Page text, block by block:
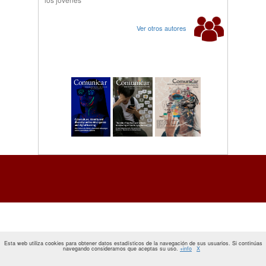
Ver otros autores
Esta web utiliza cookies para obtener datos estadísticos de la navegación de sus usuarios. Si continúas
navegando consideramos que aceptas su uso. +info X